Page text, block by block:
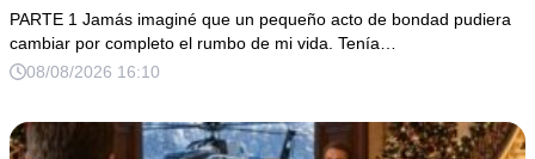
antes de morir. Después de su fallecimiento, su abogado
puso en mis manos una vieja bolsa de hospital que
había conservado durante años y me dijo: «Ella te eligió
PARTE 1 Jamás imaginé que un pequeño acto de bondad pudiera
cambiar por completo el rumbo de mi vida. Tenía…
08/08/2026 16:10